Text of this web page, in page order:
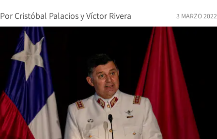
Por Cristóbal PalaciosyVíctor Rivera 3 MARZO 2022